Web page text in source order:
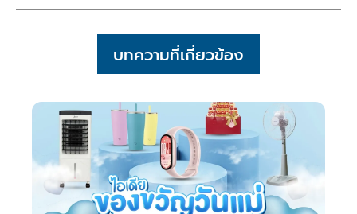
บทความที่เกี่ยวข้อง